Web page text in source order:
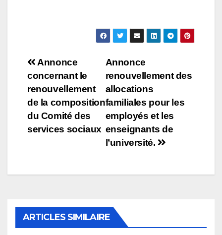
Navigation
de
l’article
Annonce
renouvellement des
allocations
familiales pour les
employés et les
enseignants de
l’université.
Annonce
concernant le
renouvellement
de la composition
du Comité des
services sociaux
ARTICLES SIMILAIRE